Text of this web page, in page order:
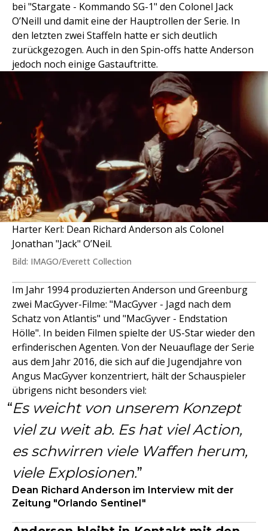
bei "Stargate - Kommando SG-1" den Colonel Jack
O’Neill und damit eine der Hauptrollen der Serie. In
den letzten zwei Staffeln hatte er sich deutlich
zurückgezogen. Auch in den Spin-offs hatte Anderson
jedoch noch einige Gastauftritte.
Harter Kerl: Dean Richard Anderson als Colonel
Jonathan "Jack" O’Neil.
Bild: IMAGO/Everett Collection
Im Jahr 1994 produzierten Anderson und Greenburg
zwei MacGyver-Filme: "MacGyver - Jagd nach dem
Schatz von Atlantis" und "MacGyver - Endstation
Hölle". In beiden Filmen spielte der US-Star wieder den
erfinderischen Agenten. Von der Neuauflage der Serie
aus dem Jahr 2016, die sich auf die Jugendjahre von
Angus MacGyver konzentriert, hält der Schauspieler
übrigens nicht besonders viel:
Es weicht von unserem Konzept
viel zu weit ab. Es hat viel Action,
es schwirren viele Waffen herum,
viele Explosionen.
Dean Richard Anderson im Interview mit der
Zeitung "Orlando Sentinel"